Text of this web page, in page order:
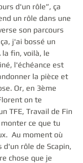
d'un rôle”, ça
un rôle dans une
son parcours
j'ai bossé un
la fin, voilà, le
l'échéance est
la pièce et
Or, en 3ème
on te
TFE, Travail de Fin
ce que tu
Au moment où
d'un rôle de Scapin,
chose que je